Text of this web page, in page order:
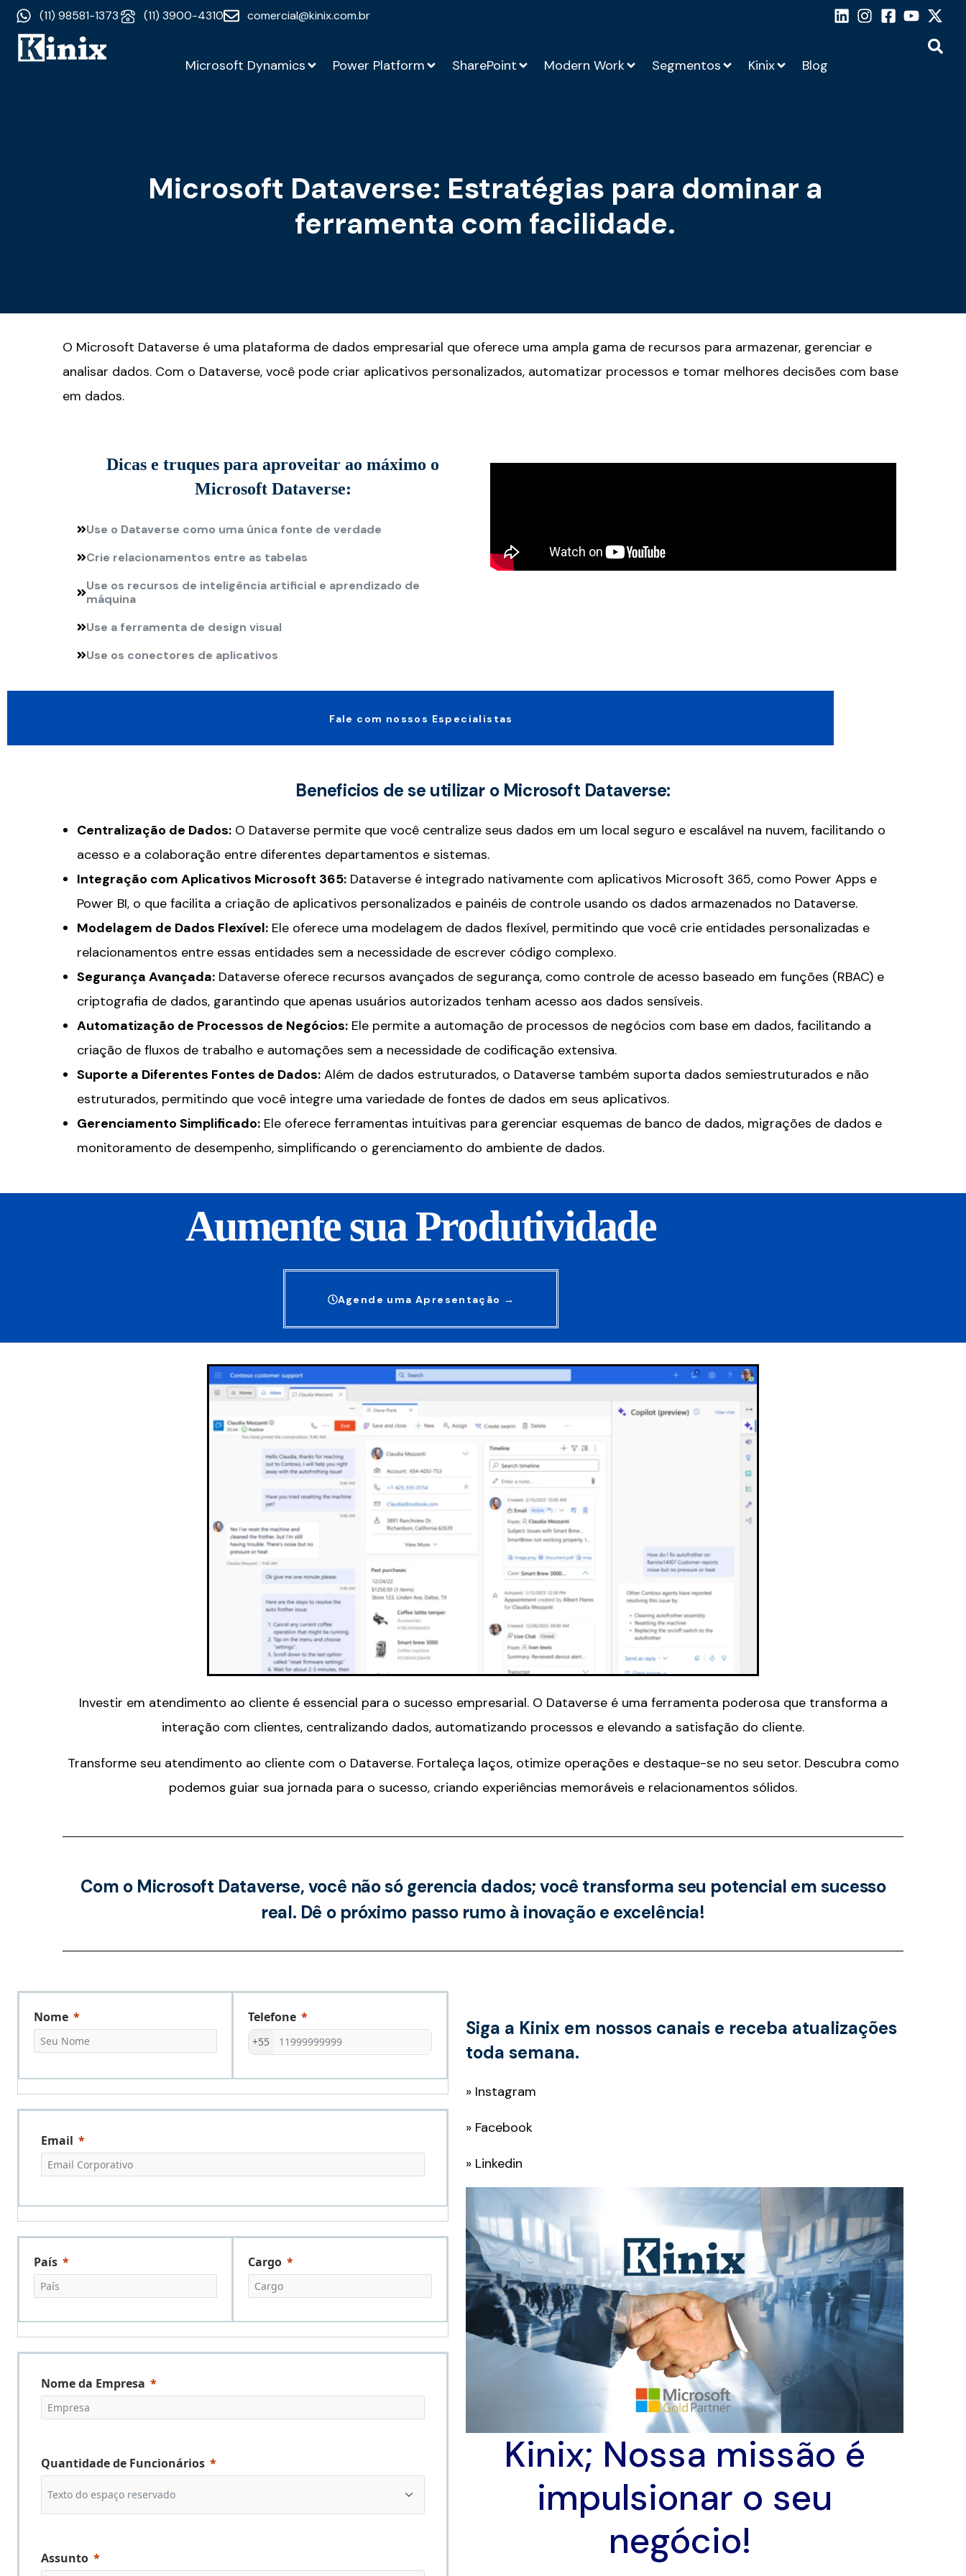
(11) 98581-1373 (11) 3900-4310 comercial@kinix.com.br
Microsoft Dynamics Power Platform SharePoint Modern Work Segmentos Kinix Blog
Microsoft Dataverse: Estratégias para dominar a
ferramenta com facilidade.
O Microsoft Dataverse é uma plataforma de dados empresarial que oferece uma ampla gama de recursos para armazenar, gerenciar e
analisar dados. Com o Dataverse, você pode criar aplicativos personalizados, automatizar processos e tomar melhores decisões com base
em dados.
Dicas e truques para aproveitar ao máximo o
Microsoft Dataverse:
Use o Dataverse como uma única fonte de verdade
Crie relacionamentos entre as tabelas
Use os recursos de inteligência artificial e aprendizado de
máquina
Use a ferramenta de design visual
Use os conectores de aplicativos
Fale com nossos Especialistas
Beneficios de se utilizar o Microsoft Dataverse:
Centralização de Dados: O Dataverse permite que você centralize seus dados em um local seguro e escalável na nuvem, facilitando o
acesso e a colaboração entre diferentes departamentos e sistemas.
Integração com Aplicativos Microsoft 365: Dataverse é integrado nativamente com aplicativos Microsoft 365, como Power Apps e
Power BI, o que facilita a criação de aplicativos personalizados e painéis de controle usando os dados armazenados no Dataverse.
Modelagem de Dados Flexível: Ele oferece uma modelagem de dados flexível, permitindo que você crie entidades personalizadas e
relacionamentos entre essas entidades sem a necessidade de escrever código complexo.
Segurança Avançada: Dataverse oferece recursos avançados de segurança, como controle de acesso baseado em funções (RBAC) e
criptografia de dados, garantindo que apenas usuários autorizados tenham acesso aos dados sensíveis.
Automatização de Processos de Negócios: Ele permite a automação de processos de negócios com base em dados, facilitando a
criação de fluxos de trabalho e automações sem a necessidade de codificação extensiva.
Suporte a Diferentes Fontes de Dados: Além de dados estruturados, o Dataverse também suporta dados semiestruturados e não
estruturados, permitindo que você integre uma variedade de fontes de dados em seus aplicativos.
Gerenciamento Simplificado: Ele oferece ferramentas intuitivas para gerenciar esquemas de banco de dados, migrações de dados e
monitoramento de desempenho, simplificando o gerenciamento do ambiente de dados.
Aumente sua Produtividade
Agende uma Apresentação →
Investir em atendimento ao cliente é essencial para o sucesso empresarial. O Dataverse é uma ferramenta poderosa que transforma a
interação com clientes, centralizando dados, automatizando processos e elevando a satisfação do cliente.
Transforme seu atendimento ao cliente com o Dataverse. Fortaleça laços, otimize operações e destaque-se no seu setor. Descubra como
podemos guiar sua jornada para o sucesso, criando experiências memoráveis e relacionamentos sólidos.
Com o Microsoft Dataverse, você não só gerencia dados; você transforma seu potencial em sucesso
real. Dê o próximo passo rumo à inovação e excelência!
Nome Telefone
+55
Email
País Cargo
Nome da Empresa
Quantidade de Funcionários
Assunto
Siga a Kinix em nossos canais e receba atualizações
toda semana.
» Instagram
» Facebook
» Linkedin
Kinix; Nossa missão é
impulsionar o seu
negócio!